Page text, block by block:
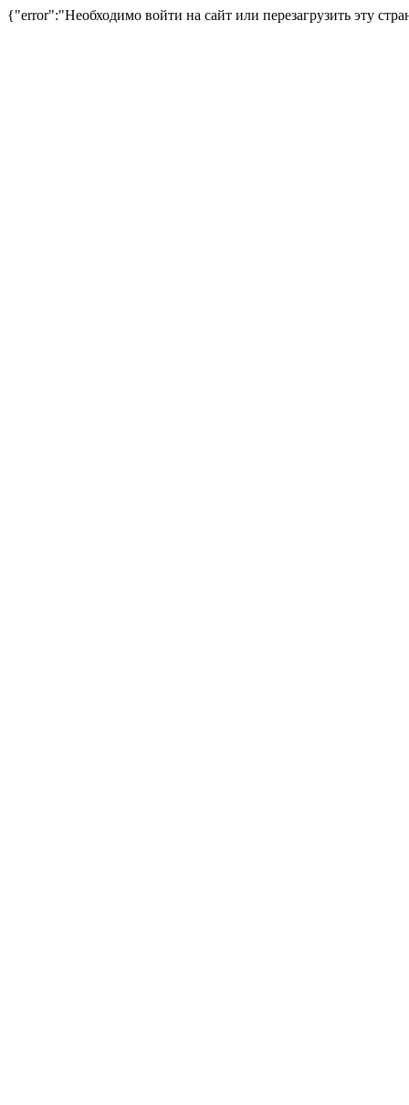
{"error":"Необходимо войти на сайт или перезагрузить эту